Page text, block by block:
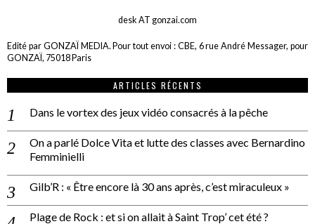
desk AT gonzai.com
Edité par GONZAÏ MEDIA. Pour tout envoi : CBE, 6 rue André Messager, pour
GONZAÏ, 75018 Paris
ARTICLES RÉCENTS
Dans le vortex des jeux vidéo consacrés à la pêche
On a parlé Dolce Vita et lutte des classes avec Bernardino
Femminielli
Gilb’R : « Être encore là 30 ans après, c’est miraculeux »
Plage de Rock : et si on allait à Saint Trop’ cet été ?